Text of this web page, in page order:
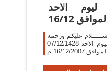
ليوم الاحد
عليكم ورحمة
الله وبركاتة الاخبار الاقتصادية ليوم الاحد 07/12/1428
16/12/2007 م